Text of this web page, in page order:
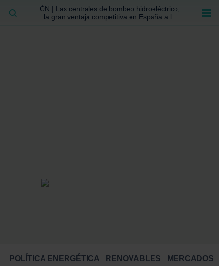
ÓN | Las centrales de bombeo hidroeléctrico,
la gran ventaja competitiva en España a la
POLÍTICA ENERGÉTICA RENOVABLES MERCADOS
BUSCAR